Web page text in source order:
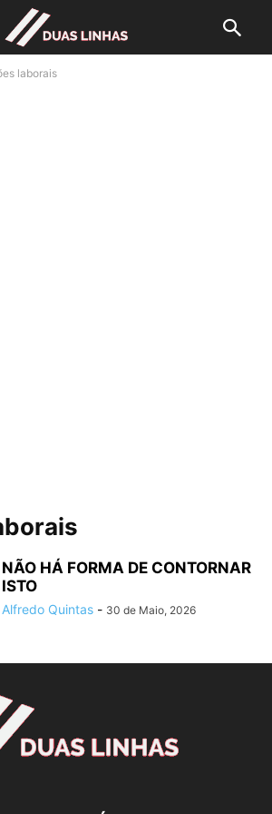
laborais
NÃO HÁ FORMA DE CONTORNAR
ISTO
Alfredo Quintas - 30 de Maio, 2026